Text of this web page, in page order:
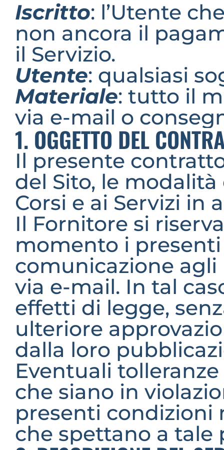
Iscritto: l’Utente
non ancora il
il Servizio.
Utente: qualsiasi
Materiale: tutto il
via e-mail o
1. OGGETTO DEL
Il presente
del Sito, le
Corsi e ai Servizi in
Il Fornitore si
momento i
comunicazione
via e-mail. In tal
effetti di legge,
ulteriore
dalla loro
Eventuali
che siano in
presenti
che spettano a tale